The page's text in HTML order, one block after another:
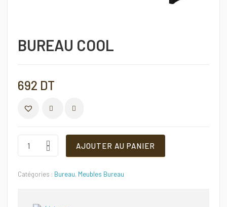
BUREAU COOL
692 DT
BUREAU
COOL
Quantité
AJOUTER AU PANIER
Catégories : Bureau, Meubles Bureau